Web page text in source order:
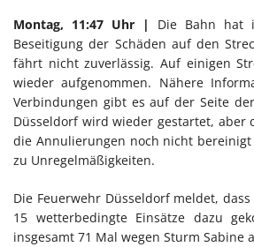
Montag, 11:47 Uhr |
Die Bahn hat
Beseitigung der Schäden auf den
fährt nicht zuverlässig. Auf einigen
wieder aufgenommen. Nähere
Verbindungen gibt es auf der Seite
Düsseldorf wird wieder gestartet, aber
die Annulierungen noch nicht
zu Unregelmäßigkeiten.
Die Feuerwehr Düsseldorf meldet,
15 wetterbedingte Einsätze dazu
insgesamt 71 Mal wegen Sturm Sabine